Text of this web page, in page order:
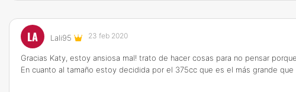
LA Lali95 23 feb 2020
Gracias Katy, estoy ansiosa mal! trato de hacer cosas para no pensar
En cuanto al tamaño estoy decidida por el 375cc que es el más grande que